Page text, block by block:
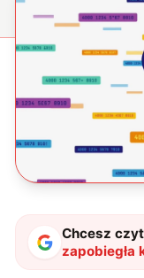
Chcesz
zapobiegła
złotych"?